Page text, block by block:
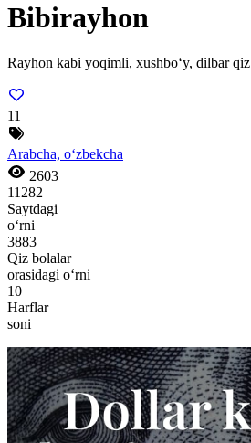
Bibirayhon
Rayhon kabi yoqimli, xushbo‘y, dilbar qiz
11
Arabcha, o‘zbekcha
2603
11282
Saytdagi
o‘rni
3883
Qiz bolalar
orasidagi o‘rni
10
Harflar
soni